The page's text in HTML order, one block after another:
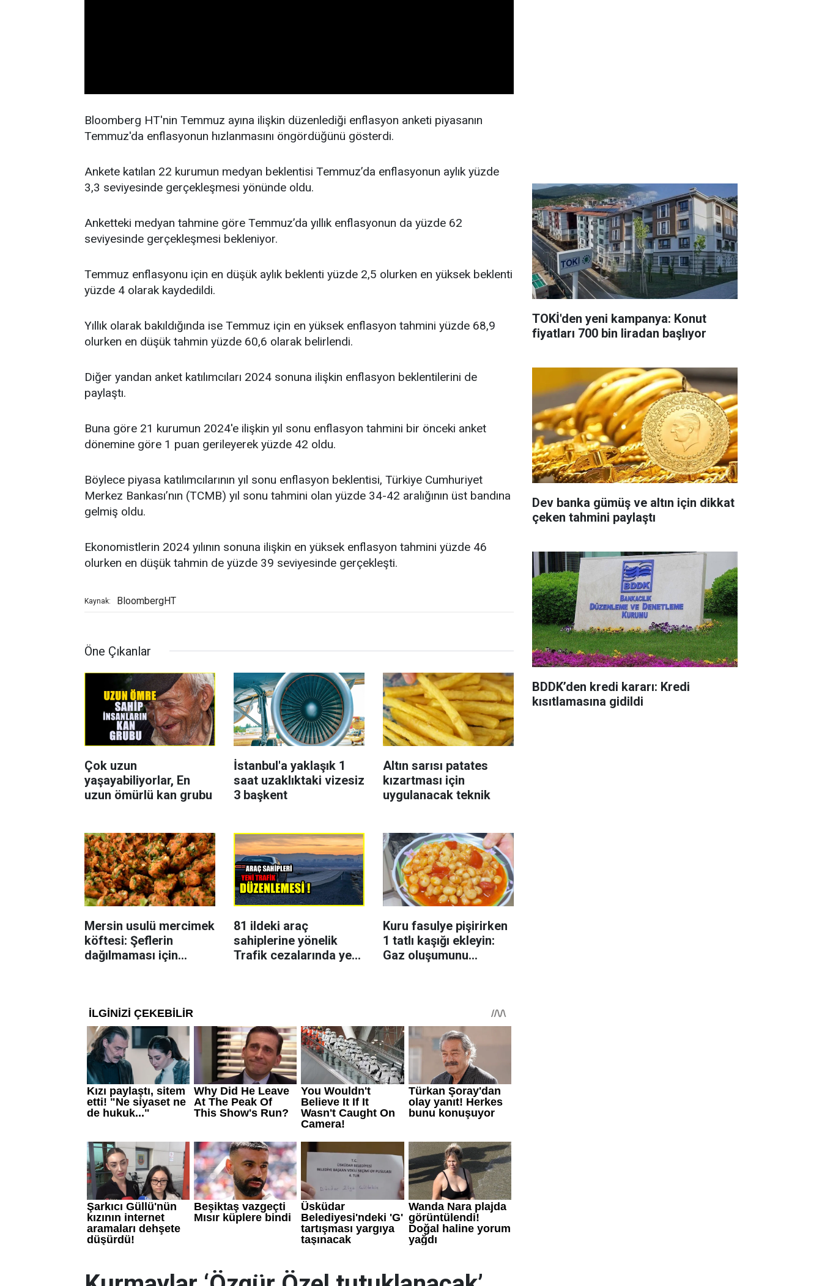
Bloomberg HT'nin Temmuz ayına ilişkin düzenlediği enflasyon anketi piyasanın
Temmuz'da enflasyonun hızlanmasını öngördüğünü gösterdi.
Ankete katılan 22 kurumun medyan beklentisi Temmuz’da enflasyonun aylık yüzde
3,3 seviyesinde gerçekleşmesi yönünde oldu.
Anketteki medyan tahmine göre Temmuz’da yıllık enflasyonun da yüzde 62
seviyesinde gerçekleşmesi bekleniyor.
Temmuz enflasyonu için en düşük aylık beklenti yüzde 2,5 olurken en yüksek beklenti
yüzde 4 olarak kaydedildi.
Yıllık olarak bakıldığında ise Temmuz için en yüksek enflasyon tahmini yüzde 68,9
olurken en düşük tahmin yüzde 60,6 olarak belirlendi.
Diğer yandan anket katılımcıları 2024 sonuna ilişkin enflasyon beklentilerini de
paylaştı.
Buna göre 21 kurumun 2024'e ilişkin yıl sonu enflasyon tahmini bir önceki anket
dönemine göre 1 puan gerileyerek yüzde 42 oldu.
Böylece piyasa katılımcılarının yıl sonu enflasyon beklentisi, Türkiye Cumhuriyet
Merkez Bankası’nın (TCMB) yıl sonu tahmini olan yüzde 34-42 aralığının üst bandına
gelmiş oldu.
Ekonomistlerin 2024 yılının sonuna ilişkin en yüksek enflasyon tahmini yüzde 46
olurken en düşük tahmin de yüzde 39 seviyesinde gerçekleşti.
Kaynak: BloombergHT
Öne Çıkanlar
Çok uzun
yaşayabiliyorlar, En
uzun ömürlü kan grubu
İstanbul'a yaklaşık 1
saat uzaklıktaki vizesiz
3 başkent
Altın sarısı patates
kızartması için
uygulanacak teknik
Mersin usulü mercimek
köftesi: Şeflerin
dağılmaması için
81 ildeki araç
sahiplerine yönelik
Trafik cezalarında yeni
Kuru fasulye pişirirken
1 tatlı kaşığı ekleyin:
Gaz oluşumunu
TOKİ'den yeni kampanya: Konut
fiyatları 700 bin liradan başlıyor
Dev banka gümüş ve altın için dikkat
çeken tahmini paylaştı
BDDK’den kredi kararı: Kredi
kısıtlamasına gidildi